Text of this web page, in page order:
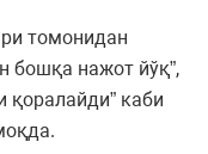
томонидан
бошқа нажот йўқ”,
каби